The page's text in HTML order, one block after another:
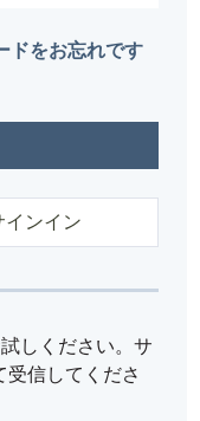
ドをお忘れです
ンイン
しください。サ
信してくださ